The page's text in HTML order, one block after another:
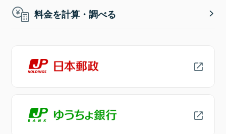
料金を計算・調べる